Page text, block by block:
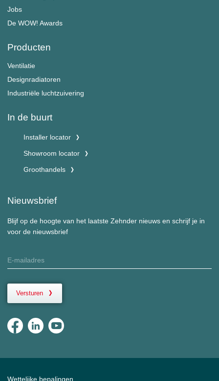
Jobs
De WOW! Awards
Producten
Ventilatie
Designradiatoren
Industriële luchtzuivering
In de buurt
Installer locator
Showroom locator
Groothandels
Nieuwsbrief
Blijf op de hoogte van het laatste Zehnder nieuws en schrijf je in
voor de nieuwsbrief
Versturen
Wettelijke bepalingen